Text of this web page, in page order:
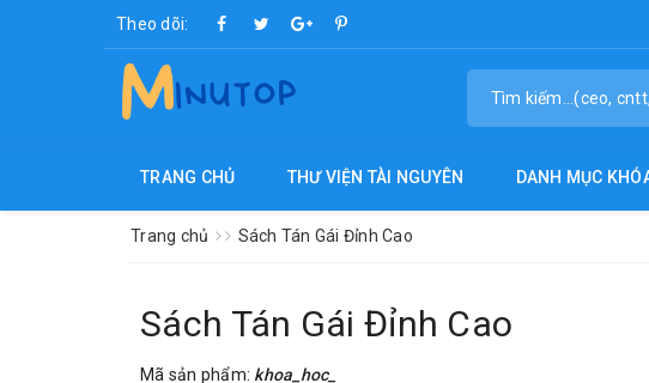
Theo dõi:
TRANG CHỦ THƯ VIỆN TÀI NGUYÊN DANH MỤC
Trang chủ Sách Tán Gái Đỉnh Cao
Sách Tán Gái Đỉnh Cao
Mã sản phẩm: khoa_hoc_